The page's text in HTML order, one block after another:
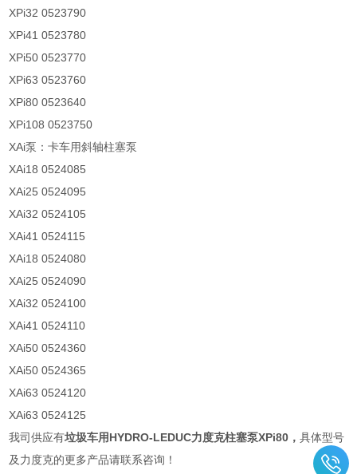
XPi32 0523790
XPi41 0523780
XPi50 0523770
XPi63 0523760
XPi80 0523640
XPi108 0523750
XAi泵：卡车用斜轴柱塞泵
XAi18 0524085
XAi25 0524095
XAi32 0524105
XAi41 0524115
XAi18 0524080
XAi25 0524090
XAi32 0524100
XAi41 0524110
XAi50 0524360
XAi50 0524365
XAi63 0524120
XAi63 0524125
我司供应有垃圾车用HYDRO-LEDUC力度克柱塞泵XPi80，具体型号
及力度克的更多产品请联系咨询！